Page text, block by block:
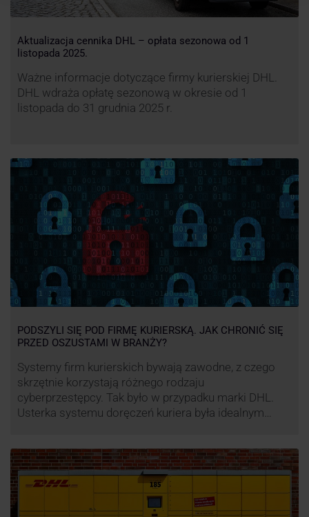
Aktualizacja cennika DHL – opłata sezonowa od 1
listopada 2025.
Ważne informacje dotyczące firmy kurierskiej DHL.
DHL wdraża opłatę sezonową w okresie od 1
listopada do 31 grudnia 2025 r.
PODSZYLI SIĘ POD FIRMĘ KURIERSKĄ. JAK CHRONIĆ SIĘ
PRZED OSZUSTAMI W BRANŻY?
Systemy firm kurierskich bywają zawodne, z czego
skrzętnie korzystają różnego rodzaju
cyberprzestępcy. Tak było w przypadku marki DHL.
Usterka systemu doręczeń kuriera była idealnym
oszukać cyberprzestępcom, którzy próbują
wykorzystać problemy przedsiębiorstw działających
w branży kurierskiej?